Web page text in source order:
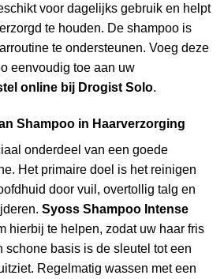
voor dagelijks gebruik en helpt
te houden. De shampoo is
te ondersteunen. Voeg deze
eenvoudig toe aan uw
online bij Drogist Solo.
Shampoo in Haarverzorging
onderdeel van een goede
Het primaire doel is het reinigen
door vuil, overtollig talg en
Syoss Shampoo Intense
hierbij te helpen, zodat uw haar fris
schone basis is de sleutel tot een
Regelmatig wassen met een